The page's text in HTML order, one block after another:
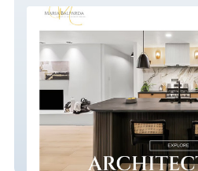
Maria Balparda